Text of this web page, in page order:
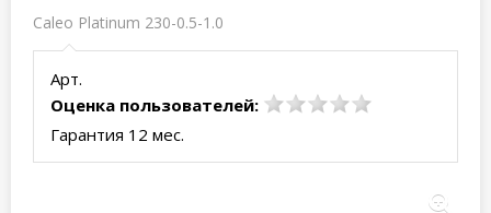
Caleo Platinum 230-0.5-1.0
Арт.
Оценка пользователей:
Гарантия 12 мес.